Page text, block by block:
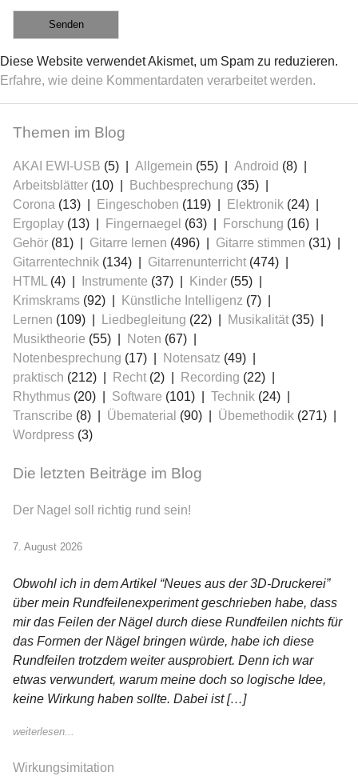
Diese Website verwendet Akismet, um Spam zu reduzieren.
Erfahre, wie deine Kommentardaten verarbeitet werden.
Themen im Blog
AKAI EWI-USB (5) Allgemein (55) Android (8)
Arbeitsblätter (10) Buchbesprechung (35)
Corona (13) Eingeschoben (119) Elektronik (24)
Ergoplay (13) Fingernaegel (63) Forschung (16)
Gehör (81) Gitarre lernen (496) Gitarre stimmen (31)
Gitarrentechnik (134) Gitarrenunterricht(474)
HTML(4) Instrumente (37) Kinder (55)
Krimskrams (92) Künstliche Intelligenz (7)
Lernen (109) Liedbegleitung (22) Musikalität(35)
Musiktheorie (55) Noten (67)
Notenbesprechung (17) Notensatz (49)
praktisch (212) Recht(2) Recording (22)
Rhythmus (20) Software (101) Technik (24)
Transcribe (8) Übematerial (90) Übemethodik (271)
Wordpress (3)
Die letzten Beiträge im Blog
Der Nagel soll richtig rund sein!
7. August 2026
Obwohl ich in dem Artikel “Neues aus der 3D-Druckerei”
über mein Rundfeilenexperiment geschrieben habe, dass
mir das Feilen der Nägel durch diese Rundfeilen nichts für
das Formen der Nägel bringen würde, habe ich diese
Rundfeilen trotzdem weiter ausprobiert. Denn ich war
etwas verwundert, warum meine doch so logische Idee,
keine Wirkung haben sollte. Dabei ist […]
weiterlesen...
Wirkungsimitation